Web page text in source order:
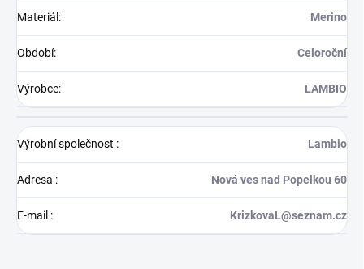
Materiál : Merino
Období: Celoroční
Výrobce: LAMBIO
Výrobní společnost : Lambio
Adresa : Nová ves nad Popelkou 60
E-mail : KrizkovaL@seznam.cz